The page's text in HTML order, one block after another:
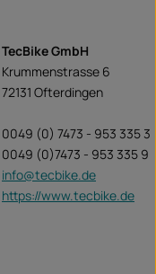
TecBike GmbH
Krummenstrasse 6
72131 Ofterdingen
0049 (0) 7473 - 953 335 3
0049 (0)7473 - 953 335 9
info@tecbike.de
https://www.tecbike.de